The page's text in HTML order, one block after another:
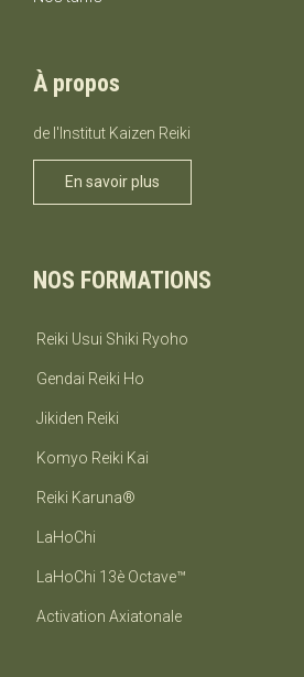
À propos
de l'Institut Kaizen Reiki
En savoir plus
NOS FORMATIONS
Reiki Usui Shiki Ryoho
Gendai Reiki Ho
Jikiden Reiki
Komyo Reiki Kai
Reiki Karuna®
LaHoChi
LaHoChi 13è Octave™
Activation Axiatonale